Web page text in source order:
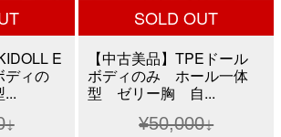
E
ディの
SOLD OUT
【中古美品】TPEドール
ボディのみ ホール一体
型 ゼリー胸 自...
¥50,000